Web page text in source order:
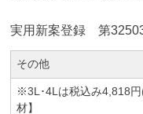
実用新案登録 第
その他
※3L･4Lは税込み4,818
材】